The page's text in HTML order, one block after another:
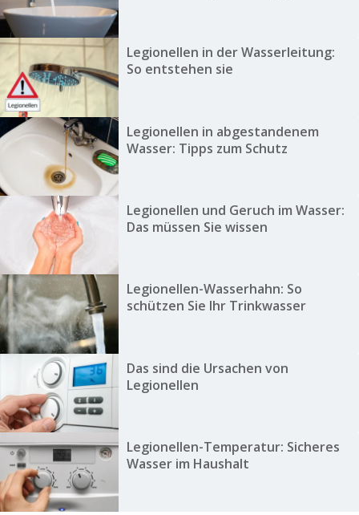
Legionellen in der Wasserleitung:
So entstehen sie
Legionellen in abgestandenem
Wasser: Tipps zum Schutz
Legionellen und Geruch im Wasser:
Das müssen Sie wissen
Legionellen-Wasserhahn: So
schützen Sie Ihr Trinkwasser
Das sind die Ursachen von
Legionellen
Legionellen-Temperatur: Sicheres
Wasser im Haushalt